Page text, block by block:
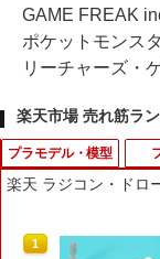
GAME FREAK
ポケットモンス
リーチャーズ・
楽天市場 売れ筋ラ
プラモデル・模型
1
1
1
楽天 ラジコン・ドロ
1